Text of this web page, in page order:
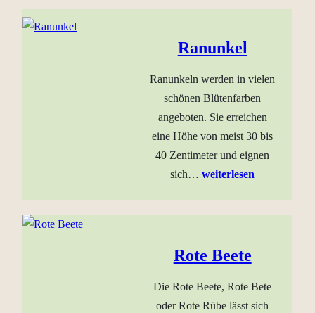
Ranunkel
Ranunkeln werden in vielen
schönen Blütenfarben
angeboten. Sie erreichen
eine Höhe von meist 30 bis
40 Zentimeter und eignen
sich…weiterlesen
Rote Beete
Die Rote Beete, Rote Bete
oder Rote Rübe lässt sich